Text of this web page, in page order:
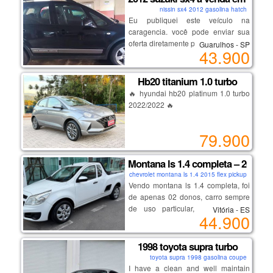
combustível e computador de bordo,
além de econômetro, conexão usb e
auxiliar, banco de couro, banco do
motorista e volante com ajuste de
altura, alarme, vidros elétricos e
freios abs.. carro de mulher –olhou
levou. preço: r$118.000,00. tel: (21)
98444-3050 / (21) 98755-5676
(somente zap).
um topo de linha em condições
impecáveis, com preço reduzido
similar ao modelo intermediário.
borboleta).nissin sx4 2012 gasolina hatch
Eu publiquei este veículo na
caragencia. você pode enviar sua
oferta diretamente pelo anúncio.
aqui está o link:
https://caragencia.com/br/car-
finder/2012-suzuki-sx4
Guarulhos - SP
43.900
Hb20 titanium 1.0 turbo
🔥 hyundai hb20 platinum 1.0 turbo
2022/2022 🔥
conforto e desempenho em um
único carro!
✅ motor 1.0 turbo de excelente
desempenho e baixo consumo
✅ apenas 64.579 km rodados
✅ versão platinum, uma das mais
✅ central multimídia
✅ câmera de ré
✅ direção elétrica
79.900
Montana ls 1.4 completa – 2015
chevrolet montana ls 1.4 2015 flex pickup
Vendo montana ls 1.4 completa, foi
de apenas 02 donos, carro sempre
de uso particular, nunca foi de
empresa, nada a fazer de mecânica,
interna higienizada, acompanha
manual do proprietário (com
revisões na gm até os 94 mil km) e
chave reserva inclusive da
Vitória - ES
44.900
1998 toyota supra turbo
toyota supra 1998 gasolina coupe
I have a clean and well maintain